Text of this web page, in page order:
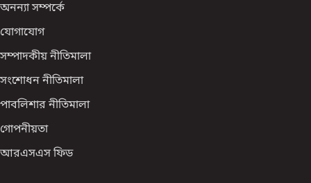
অনন্যা সম্পর্কে
যোগাযোগ
সম্পাদকীয় নীতিমালা
সংশোধন নীতিমালা
পাবলিশার নীতিমালা
গোপনীয়তা
আরএসএস ফিড